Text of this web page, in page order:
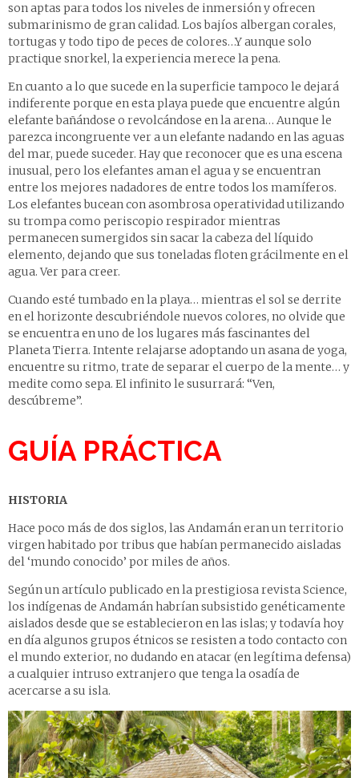
son aptas para todos los niveles de inmersión y ofrecen
submarinismo de gran calidad. Los bajíos albergan corales,
tortugas y todo tipo de peces de colores…Y aunque solo
practique snorkel, la experiencia merece la pena.
En cuanto a lo que sucede en la superficie tampoco le dejará
indiferente porque en esta playa puede que encuentre algún
elefante bañándose o revolcándose en la arena… Aunque le
parezca incongruente ver a un elefante nadando en las aguas
del mar, puede suceder. Hay que reconocer que es una escena
inusual, pero los elefantes aman el agua y se encuentran
entre los mejores nadadores de entre todos los mamíferos.
Los elefantes bucean con asombrosa operatividad utilizando
su trompa como periscopio respirador mientras
permanecen sumergidos sin sacar la cabeza del líquido
elemento, dejando que sus toneladas floten grácilmente en el
agua. Ver para creer.
Cuando esté tumbado en la playa… mientras el sol se derrite
en el horizonte descubriéndole nuevos colores, no olvide que
se encuentra en uno de los lugares más fascinantes del
Planeta Tierra. Intente relajarse adoptando un asana de yoga,
encuentre su ritmo, trate de separar el cuerpo de la mente… y
medite como sepa. El infinito le susurrará: “Ven,
descúbreme”.
GUÍA PRÁCTICA
HISTORIA
Hace poco más de dos siglos, las Andamán eran un territorio
virgen habitado por tribus que habían permanecido aisladas
del ‘mundo conocido’ por miles de años.
Según un artículo publicado en la prestigiosa revista Science,
los indígenas de Andamán habrían subsistido genéticamente
aislados desde que se establecieron en las islas; y todavía hoy
en día algunos grupos étnicos se resisten a todo contacto con
el mundo exterior, no dudando en atacar (en legítima defensa)
a cualquier intruso extranjero que tenga la osadía de
acercarse a su isla.